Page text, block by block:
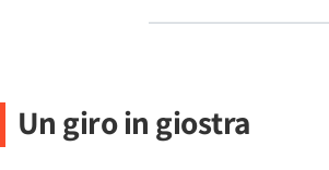
Un giro in giostra